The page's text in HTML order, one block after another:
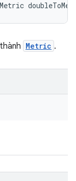
Metric .